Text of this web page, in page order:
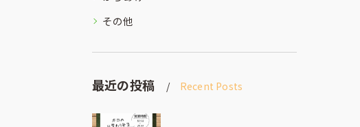
その他
最近の投稿 Recent Posts